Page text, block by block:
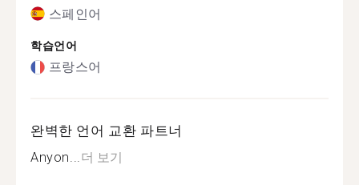
스페인어
학습언어
프랑스어
완벽한 언어 교환 파트너
Anyon...더 보기